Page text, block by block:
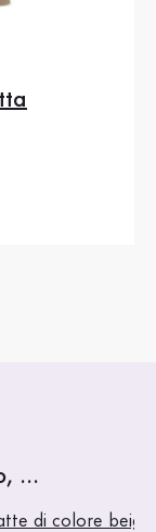
...
di colore beige